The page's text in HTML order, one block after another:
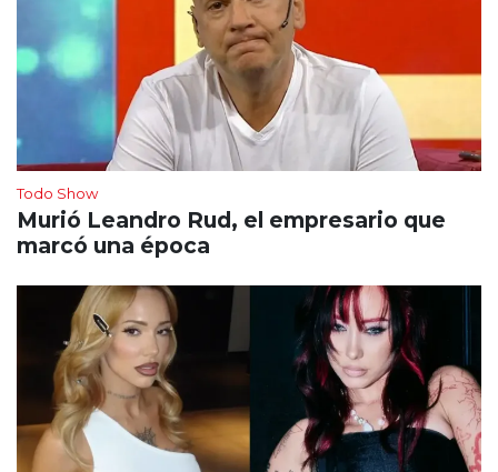
Todo Show
Murió Leandro Rud, el empresario que
marcó una época